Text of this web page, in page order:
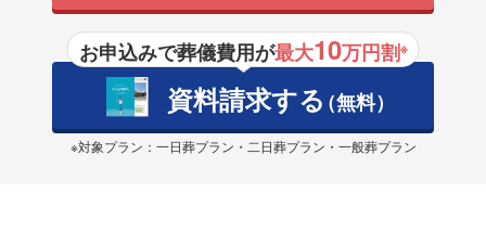
お申込みで葬儀費用が最大10万円割※
資料請求する（無料）
※対象プラン：一日葬プラン・二日葬プラン・一般葬プラン